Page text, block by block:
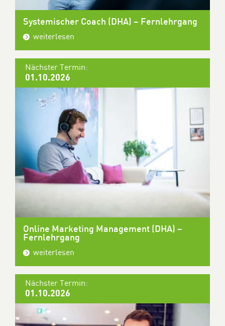
Systemischer Coach (DHA) – Fernlehrgang
weiterlesen
Nächster Termin:
01.10.2026
Online Marketing Management (DHA) –
Fernlehrgang
weiterlesen
Nächster Termin:
01.10.2026